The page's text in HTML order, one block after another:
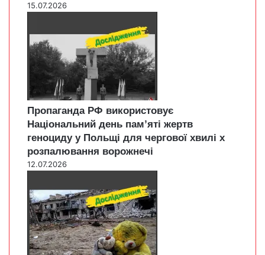
15.07.2026
Пропаганда РФ використовує
Національний день пам’яті жертв
геноциду у Польщі для чергової хвилі х
розпалювання ворожнечі
12.07.2026